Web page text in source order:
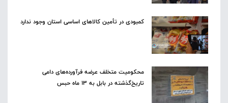
کمبودی در تأمین کالاهای اساسی استان وجود ندارد
محکومیت متخلف عرضه فرآورده‌های دامی
تاریخ‌گذشته در بابل به ۱۳ ماه حبس